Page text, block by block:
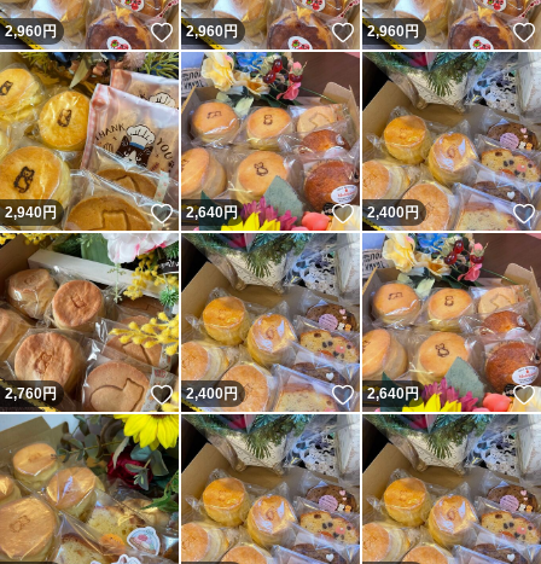
2,960円 いいね！
2,960円 いいね！
2,960円
2,940円 いいね！
2,640円 いいね！
2,400円
2,760円 いいね！
2,400円 いいね！
2,640円